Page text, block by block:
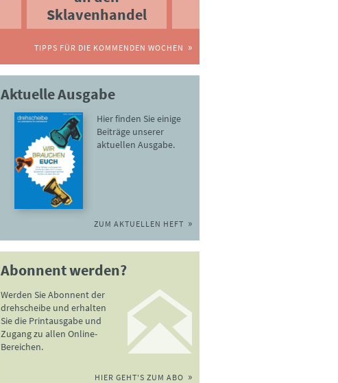
Sklavenhandel
TIPPS FÜR DIE KOMMENDEN WOCHEN
Aktuelle Ausgabe
Hier finden Sie einige
Beiträge unserer
aktuellen Ausgabe.
ZUM AKTUELLEN HEFT
Abonnent werden?
Werden Sie Abonnent der
drehscheibe und erhalten
Sie die Printausgabe und
Zugang zu allen Online-
Bereichen.
HIER GEHT'S ZUM ABO